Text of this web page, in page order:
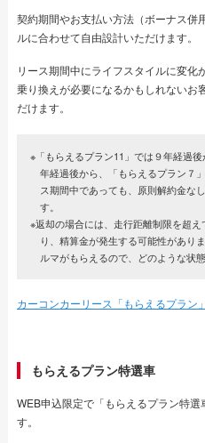
契約期間やお支払い方法（ボーナス併
ルに合わせて自由設計いただけます。
リース期間中にライフスタイルに変化
乗り換えが必要になるかもしれないお
だけます。
※「もらえるプラン11」では９年経過
年経過後から、「もらえるプラン７
ス期間中であっても、原則解約金な
す。
※返却の場合には、走行距離制限を超
り、精算金が発生する可能性があり
ルマがもらえるので、どのような状
カーコンカーリース「もらえるプラン
もらえるプラン特選車
WEB申込限定で「もらえるプラン特
す。